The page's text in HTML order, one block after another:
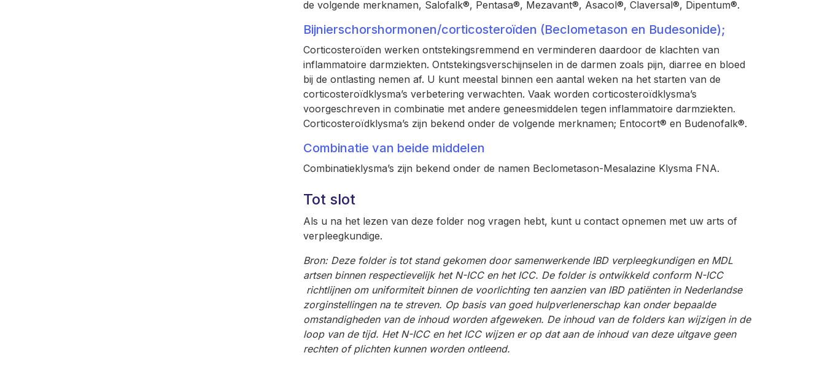
de volgende merknamen, Salofalk®, Pentasa®, Mezavant®, Asacol®, Claversal®, Dipentum®.
Bijnierschorshormonen/corticosteroïden (Beclometason en Budesonide);
Corticosteroïden werken ontstekingsremmend en verminderen daardoor de klachten van
inflammatoire darmziekten. Ontstekingsverschijnselen in de darmen zoals pijn, diarree en bloed
bij de ontlasting nemen af. U kunt meestal binnen een aantal weken na het starten van de
corticosteroïdklysma’s verbetering verwachten. Vaak worden corticosteroïdklysma’s
voorgeschreven in combinatie met andere geneesmiddelen tegen inflammatoire darmziekten.
Corticosteroïdklysma’s zijn bekend onder de volgende merknamen; Entocort® en Budenofalk®.
Combinatie van beide middelen
Combinatieklysma’s zijn bekend onder de namen Beclometason-Mesalazine Klysma FNA.
Tot slot
Als u na het lezen van deze folder nog vragen hebt, kunt u contact opnemen met uw arts of
verpleegkundige.
Bron: Deze folder is tot stand gekomen door samenwerkende IBD verpleegkundigen en MDL
artsen binnen respectievelijk het N-ICC en het ICC. De folder is ontwikkeld conform N-ICC
richtlijnen om uniformiteit binnen de voorlichting ten aanzien van IBD patiënten in Nederlandse
zorginstellingen na te streven. Op basis van goed hulpverlenerschap kan onder bepaalde
omstandigheden van de inhoud worden afgeweken. De inhoud van de folders kan wijzigen in de
loop van de tijd. Het N-ICC en het ICC wijzen er op dat aan de inhoud van deze uitgave geen
rechten of plichten kunnen worden ontleend.